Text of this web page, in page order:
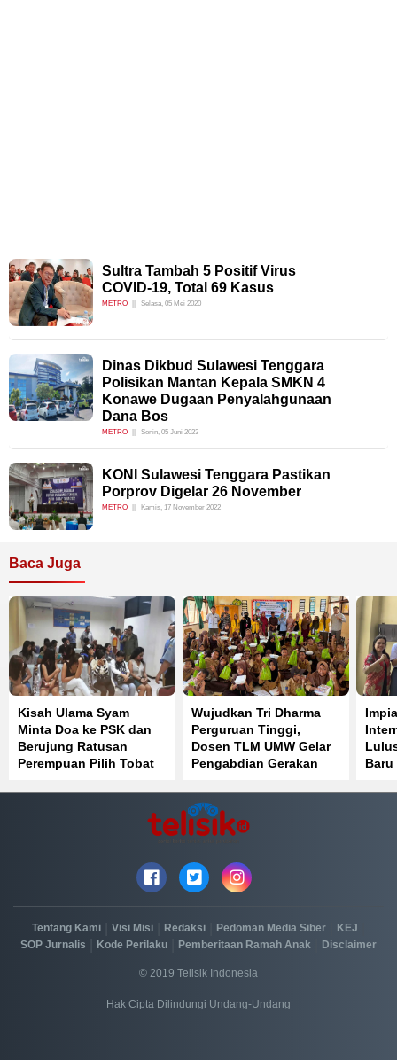
Sultra Tambah 5 Positif Virus
COVID-19, Total 69 Kasus
METRO Selasa, 05 Mei 2020
Dinas Dikbud Sulawesi Tenggara
Polisikan Mantan Kepala SMKN 4
Konawe Dugaan Penyalahgunaan
Dana Bos
METRO Senin, 05 Juni 2023
KONI Sulawesi Tenggara Pastikan
Porprov Digelar 26 November
METRO Kamis, 17 November 2022
Baca Juga
Kisah Ulama Syam
Minta Doa ke PSK dan
Berujung Ratusan
Perempuan Pilih Tobat
Wujudkan Tri Dharma
Perguruan Tinggi,
Dosen TLM UMW Gelar
Pengabdian Gerakan
Muara Sampara
Baru
Tentang Kami Visi Misi Redaksi Pedoman Media Siber KEJ
SOP Jurnalis Kode Perilaku Pemberitaan Ramah Anak Disclaimer
© 2019 Telisik Indonesia
Hak Cipta Dilindungi Undang-Undang